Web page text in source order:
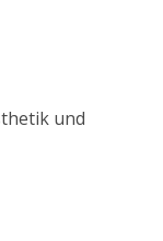
und